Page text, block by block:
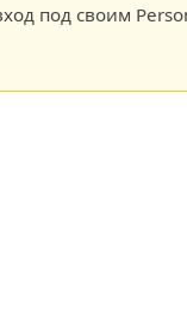
под своим